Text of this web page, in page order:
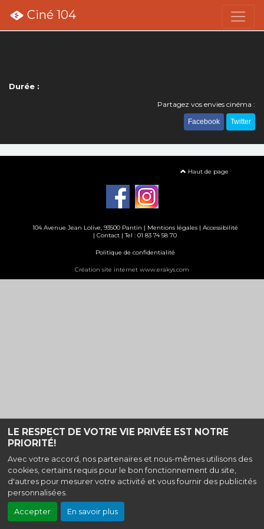
LE RESPECT DE VOTRE VIE PRIVÉE EST NOTRE
PRIORITÉ!
Avec votre accord, nos partenaires et nous-mêmes utilisons des
cookies, certains requis pour le bon fonctionnement du site,
d'autres pour mesurer votre activité et vous fournir des publicités
personnalisées.
Accepter En savoir plus
Ciné 104
Durée :
Partagez vos envies cinéma :
Facebook Twitter
Haut de page
104 Avenue Jean Lolive, 93500 Pantin | Mentions légales| Accessibilité
| Contact | Tel : 01 83 74 58 70
Politique de confidentialité
Création site internet www.erakys.com